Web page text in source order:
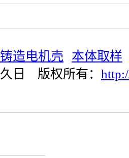
铸造电机壳
本体取样
久日 版权所有：